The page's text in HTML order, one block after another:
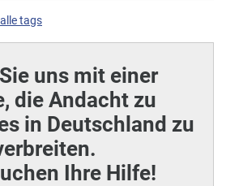
alle tags
uns mit einer
die Andacht zu
in Deutschland zu
Ihre Hilfe!